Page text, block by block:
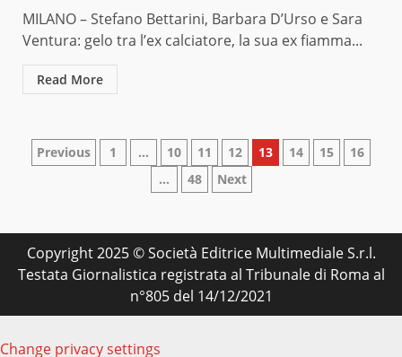
MILANO – Stefano Bettarini, Barbara D’Urso e Sara
Ventura: gelo tra l’ex calciatore, la sua ex fiamma...
Read More
Paginazione
articoli
Previous 1 … 10 11 12 13 14 15
16
…
48 Next
Copyright 2025 © Società Editrice Multimediale S.r.l.
Testata Giornalistica registrata al Tribunale di Roma al
n°805 del 14/12/2021
Change privacy settings